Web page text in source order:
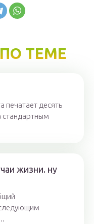
ТЕМЕ
печатает десять
стандартным
жизни. ну